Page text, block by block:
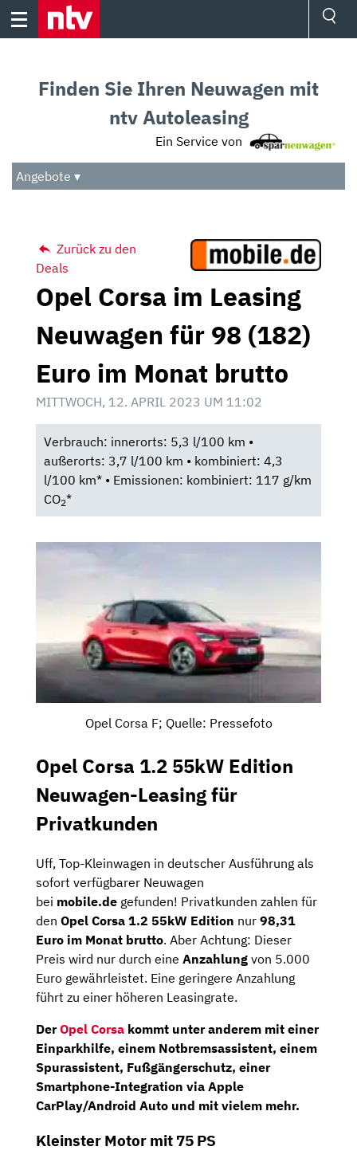
Skip
Audio
Das Beste
Finden Sie Ihren Neuwagen mit
ntv Autoleasing
Ein Service von
Angebote ▾
Zurück zu den
Deals
Opel Corsa im Leasing
Neuwagen für 98 (182)
Euro im Monat brutto
MITTWOCH, 12. APRIL 2023 UM 11:02
Verbrauch: innerorts: 5,3 l/100 km •
außerorts: 3,7 l/100 km • kombiniert: 4,3
l/100 km* • Emissionen: kombiniert: 117 g/km
CO2*
Opel Corsa F; Quelle: Pressefoto
Opel Corsa 1.2 55kW Edition
Neuwagen-Leasing für
Privatkunden
Uff, Top-Kleinwagen in deutscher Ausführung als
sofort verfügbarer Neuwagen
bei mobile.de gefunden! Privatkunden zahlen für
den Opel Corsa 1.2 55kW Edition nur 98,31
Euro im Monat brutto. Aber Achtung: Dieser
Preis wird nur durch eine Anzahlung von 5.000
Euro gewährleistet. Eine geringere Anzahlung
führt zu einer höheren Leasingrate.
DerOpel Corsa kommt unter anderem mit einer
Einparkhilfe, einem Notbremsassistent, einem
Spurassistent, Fußgängerschutz, einer
Smartphone-Integration via Apple
CarPlay/Android Auto und mit vielem mehr.
Kleinster Motor mit 75 PS